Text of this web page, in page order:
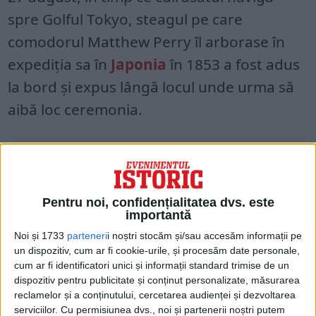
Pentru noi, confidențialitatea dvs. este
importantă
Noi și 1733 partenerii noștri stocăm și/sau accesăm informații pe
un dispozitiv, cum ar fi cookie-urile, și procesăm date personale,
cum ar fi identificatori unici și informații standard trimise de un
dispozitiv pentru publicitate și conținut personalizate, măsurarea
reclamelor și a conținutului, cercetarea audienței și dezvoltarea
serviciilor. Cu permisiunea dvs., noi și partenerii noștri putem
spre Golful Tokyo, steagul pe care
comodorul Matthew Perry îl arborase în
expediția sa în Japonia în 1853 a fost adus
la bord și expus lângă locul unde urma să
aibă loc ceremonia.